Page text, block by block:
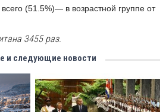
(51.5%)— в возрастной группе от
3455 раз.
и следующие новости